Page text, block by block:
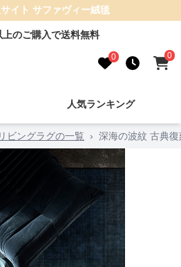
イト サファヴィー絨毯
のご購入で送料無料
0 0
人気ランキング
リビングラグの一覧 › 深海の波紋 古典